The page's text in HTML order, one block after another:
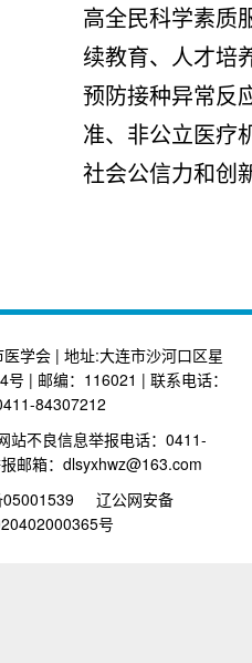
高全民科学素质
续教育、人才培
预防接种异常反
准、非公立医疗
社会公信力和创
学会 | 地址:大连市沙河口区星
| 邮编：116021 | 联系电话：
84307212
站不良信息举报电话：0411-
邮箱：dlsyxhwz@163.com
辽公网安备
号